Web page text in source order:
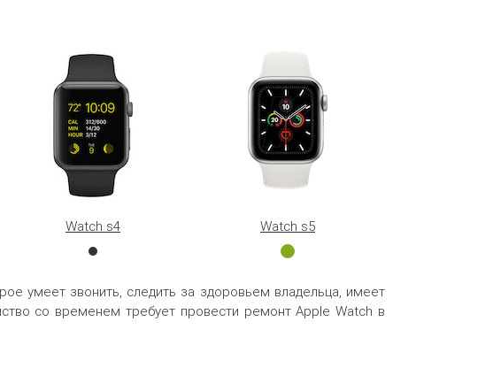
Watch s4 Watch s5
умеет звонить, следить за здоровьем владельца, имеет
со временем требует провести ремонт Apple Watch в